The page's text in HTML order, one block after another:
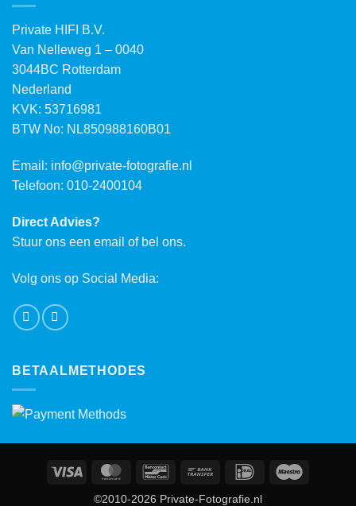
Private HIFI B.V.
Van Nelleweg 1 – 0040
3044BC Rotterdam
Nederland
KVK: 53716981
BTW No: NL850988160B01
Email: info@private-fotografie.nl
Telefoon: 010-2400104
Direct Advies?
Stuur ons een email of bel ons.
Volg ons op Social Media:
BETAALMETHODES
Visa MasterCardBancontactBank
IDeal
©2010-2026 Private-Fotografie.nl